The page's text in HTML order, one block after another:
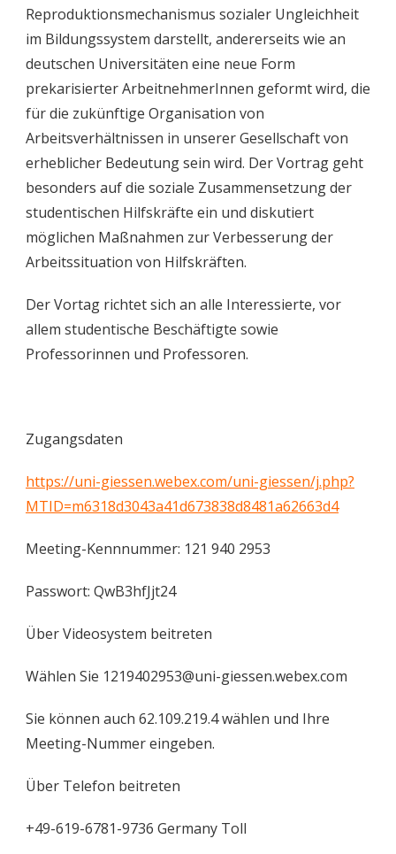
Reproduktionsmechanismus sozialer Ungleichheit
im Bildungssystem darstellt, andererseits wie an
deutschen Universitäten eine neue Form
prekarisierter ArbeitnehmerInnen geformt wird, die
für die zukünftige Organisation von
Arbeitsverhältnissen in unserer Gesellschaft von
erheblicher Bedeutung sein wird. Der Vortrag geht
besonders auf die soziale Zusammensetzung der
studentischen Hilfskräfte ein und diskutiert
möglichen Maßnahmen zur Verbesserung der
Arbeitssituation von Hilfskräften.
Der Vortag richtet sich an alle Interessierte, vor
allem studentische Beschäftigte sowie
Professorinnen und Professoren.
Zugangsdaten
https://uni-giessen.webex.com/uni-giessen/j.php?
MTID=m6318d3043a41d673838d8481a62663d4
Meeting-Kennnummer: 121 940 2953
Passwort: QwB3hfJjt24
Über Videosystem beitreten
Wählen Sie 1219402953@uni-giessen.webex.com
Sie können auch 62.109.219.4 wählen und Ihre
Meeting-Nummer eingeben.
Über Telefon beitreten
+49-619-6781-9736 Germany Toll